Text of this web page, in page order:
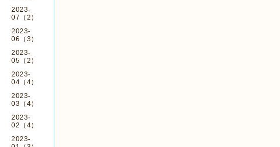
2023-
07（2）
2023-
06（3）
2023-
05（2）
2023-
04（4）
2023-
03（4）
2023-
02（4）
2023-